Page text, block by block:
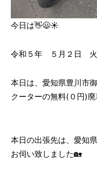
今日は👋😃☀️
令和５年 ５月２日 火
本日は、愛知県豊川市
クーターの無料(０円)
本日の出張先は、愛知
お伺い致しました🏡